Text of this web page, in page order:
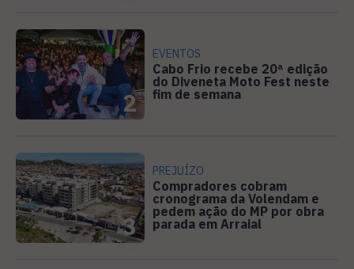
2
EVENTOS
Cabo Frio recebe 20ª edição
do Diveneta Moto Fest neste
fim de semana
3
PREJUÍZO
Compradores cobram
cronograma da Volendam e
pedem ação do MP por obra
parada em Arraial